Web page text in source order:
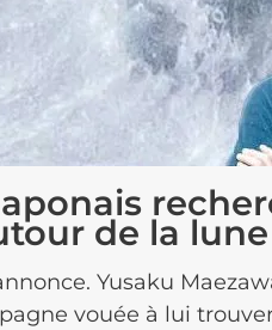
de la
Yusaku
vouée à lui